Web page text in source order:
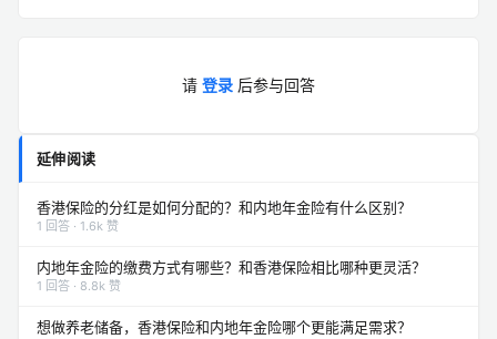
请 登录 后参与回答
延伸阅读
香港保险的分红是如何分配的？和内地年金险有什么区别？
1 回答 · 1.6k 赞
内地年金险的缴费方式有哪些？和香港保险相比哪种更灵活？
1 回答 · 8.8k 赞
想做养老储备，香港保险和内地年金险哪个更能满足需求？